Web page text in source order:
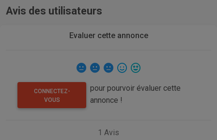
Avis des utilisateurs
Evaluer cette annonce
CONNECTEZ-
VOUS
pour pourvoir évaluer cette
annonce !
1 Avis